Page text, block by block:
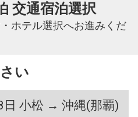
交通宿泊選択
ホテル選択へお進みくだ
い
日 小松 → 沖縄(那覇)